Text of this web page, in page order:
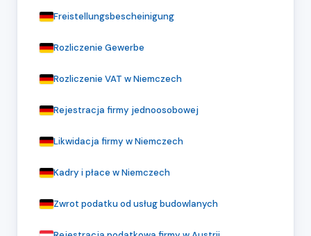
Freistellungsbescheinigung
Rozliczenie Gewerbe
Rozliczenie VAT w Niemczech
Rejestracja firmy jednoosobowej
Likwidacja firmy w Niemczech
Kadry i płace w Niemczech
Zwrot podatku od usług budowlanych